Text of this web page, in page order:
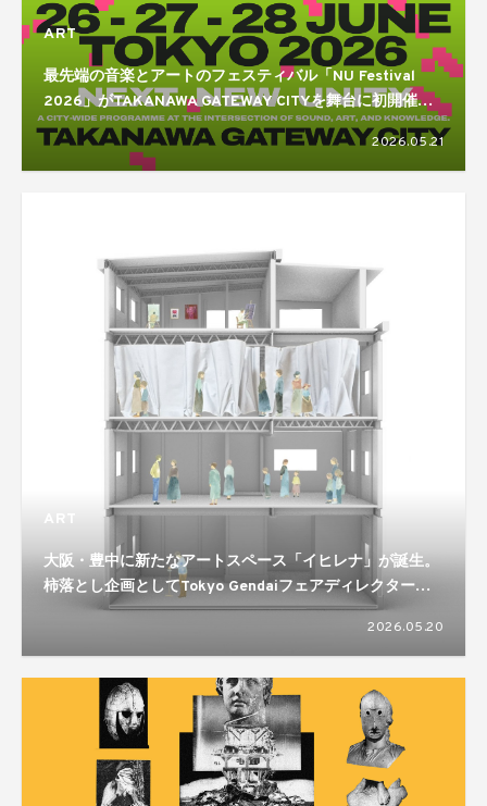
ART
最先端の音楽とアートのフェスティバル「NU Festival
2026」がTAKANAWA GATEWAY CITYを舞台に初開催。
Actress、William Basinski、Nathan Fake、Two Shellら
国内外から多数出演！
2026.05.21
ART
大阪・豊中に新たなアートスペース「イヒレナ」が誕生。
柿落とし企画としてTokyo Gendaiフェアディレクター高
根枝里を迎えたトークイベントとアートの語り場を開催
2026.05.20